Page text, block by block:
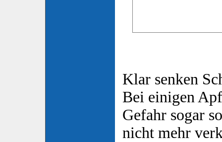
Klar senken
Bei einigen
Gefahr sogar
nicht mehr